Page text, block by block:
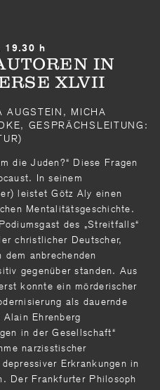
19.30 h
IN
XLVII
AUGSTEIN, MICHA
GESPRÄCHSLEITUNG:
die Juden?“ Diese Fragen
In seinem
leistet Götz Aly einen
Mentalitätsgeschichte.
des „Streitfalls“
christlicher Deutscher,
anbrechenden
gegenüber standen. Aus
konnte ein mörderischer
als dauernde
Ehrenberg
in der Gesellschaft“
narzisstischer
Erkrankungen in
Der Frankfurter Philosoph